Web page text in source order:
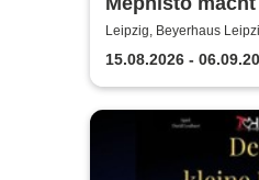
- Sommertheater
Beyerhaus
Leipzig, Beyerhaus
15.08.2026 -